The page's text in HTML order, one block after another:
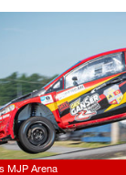
MJP Arena